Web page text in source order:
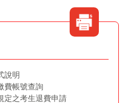
說明
費帳號查詢
定之考生退費申請